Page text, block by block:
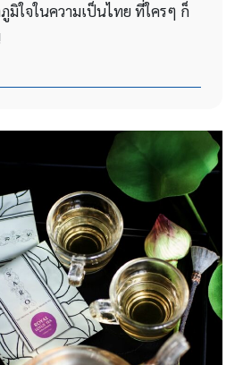
มิใจในความเป็นไทย ที่ใครๆ ก็